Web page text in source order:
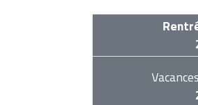
Vacances